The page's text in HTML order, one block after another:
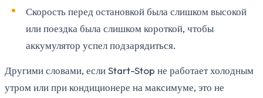
Скорость перед остановкой была слишком высокой
или поездка была слишком короткой, чтобы
аккумулятор успел подзарядиться.
Другими словами, если Start-Stop не работает холодным
утром или при кондиционере на максимуме, это не